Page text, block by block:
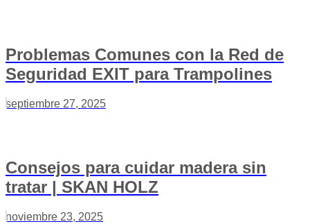
Problemas Comunes con la Red de
Seguridad EXIT para Trampolines
septiembre 27, 2025
Consejos para cuidar madera sin
tratar | SKAN HOLZ
noviembre 23, 2025